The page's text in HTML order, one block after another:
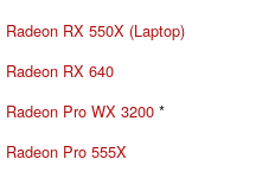
Radeon RX 550X (Laptop)
Radeon RX 640
Radeon Pro WX 3200 *
Radeon Pro 555X